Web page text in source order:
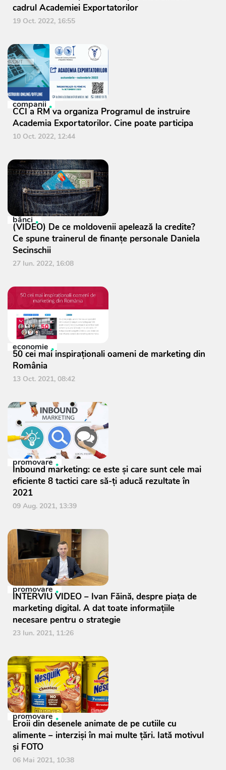
cadrul Academiei Exportatorilor
19 Oct. 2022, 16:55
companii
CCI a RM va organiza Programul de instruire
Academia Exportatorilor. Cine poate participa
10 Oct. 2022, 12:44
bănci
(VIDEO) De ce moldovenii apelează la credite?
Ce spune trainerul de finanțe personale Daniela
Secinschii
27 Iun. 2022, 16:08
economie
50 cei mai inspiraționali oameni de marketing din
România
13 Oct. 2021, 08:42
promovare
Inbound marketing: ce este și care sunt cele mai
eficiente 8 tactici care să-ți aducă rezultate în
2021
09 Aug. 2021, 13:39
promovare
INTERVIU VIDEO – Ivan Făină, despre piața de
marketing digital. A dat toate informațiile
necesare pentru o strategie
23 Iun. 2021, 11:26
promovare
Eroii din desenele animate de pe cutiile cu
alimente – interziși în mai multe țări. Iată motivul
și FOTO
06 Mai 2021, 10:38